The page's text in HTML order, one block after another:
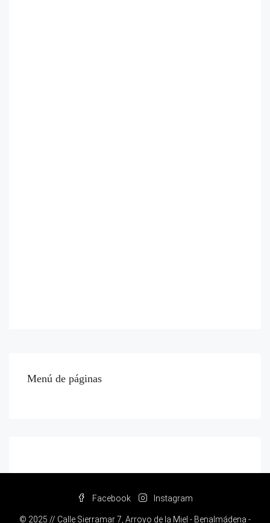
Menú de páginas
Facebook Instagram
© 2025 // Calle Sierramar 7, Arroyo de la Miel - Benalmádena -